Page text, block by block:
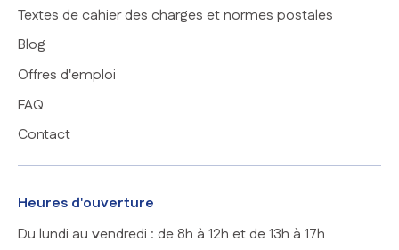
Textes de cahier des charges et normes postales
Blog
Offres d'emploi
FAQ
Contact
Heures d'ouverture
Du lundi au vendredi : de 8h à 12h et de 13h à 17h